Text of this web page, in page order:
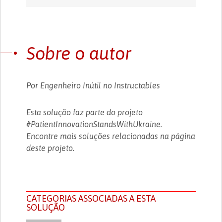
Sobre o autor
Por Engenheiro Inútil no Instructables
Esta solução faz parte do projeto
#PatientInnovationStandsWithUkraine.
Encontre mais soluções relacionadas na página
deste projeto.
CATEGORIAS ASSOCIADAS A ESTA
SOLUÇÃO